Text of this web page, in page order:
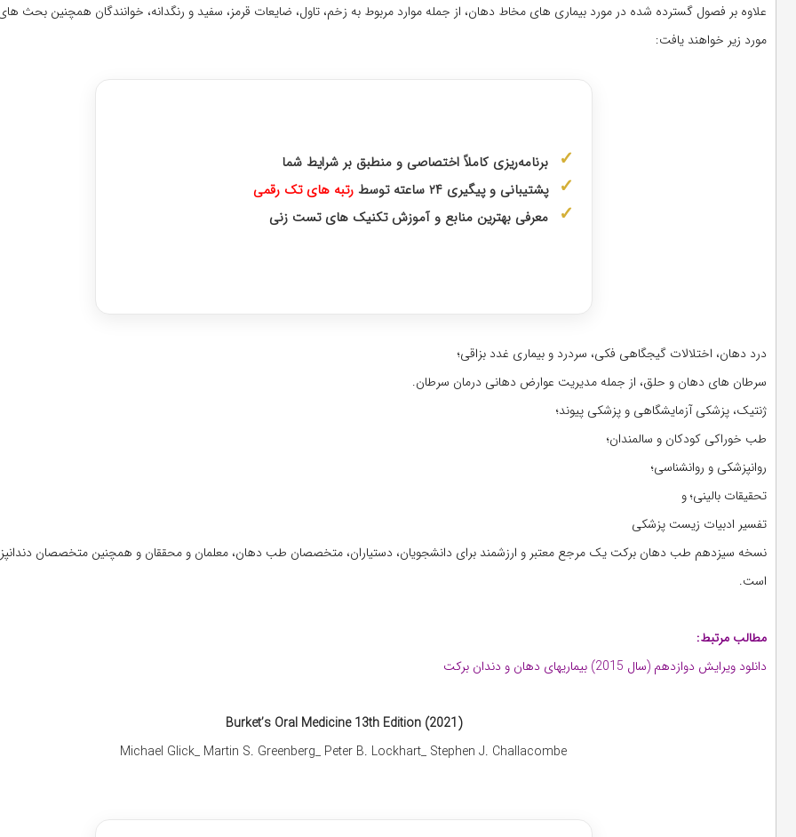
علاوه بر فصول گسترده شده در مورد بیماری های مخاط دهان، از جمله موارد مربوط به زخم، تاول، ضایعات قرمز، سفید و رنگدانه، خوانندگان همچنین بحث
مورد زیر خواهند یافت:
برنامه‌ریزی کاملاً اختصاصی و منطبق بر شرایط شما
پشتیبانی و پیگیری ۲۴ ساعته توسط
رتبه‌ های تک رقمی
معرفی بهترین منابع و آموزش تکنیک های تست زنی
درد دهان، اختلالات گیجگاهی فکی، سردرد و بیماری غدد بزاقی؛
سرطان های دهان و حلق، از جمله مدیریت عوارض دهانی درمان سرطان.
ژنتیک، پزشکی آزمایشگاهی و پزشکی پیوند؛
طب خوراکی کودکان و سالمندان؛
روانپزشکی و روانشناسی؛
تحقیقات بالینی؛ و
تفسیر ادبیات زیست پزشکی
نسخه سیزدهم طب دهان برکت یک مرجع معتبر و ارزشمند برای دانشجویان، دستیاران، متخصصان طب دهان، معلمان و محققان و همچنین متخصصان
است.
مطالب مرتبط:
دانلود ویرایش دوازدهم (سال 2015) بیماریهای دهان و دندان برکت
Burket’s Oral Medicine 13th Edition (2021)
Michael Glick_ Martin S. Greenberg_ Peter B. Lockhart_ Stephen J. Challacombe